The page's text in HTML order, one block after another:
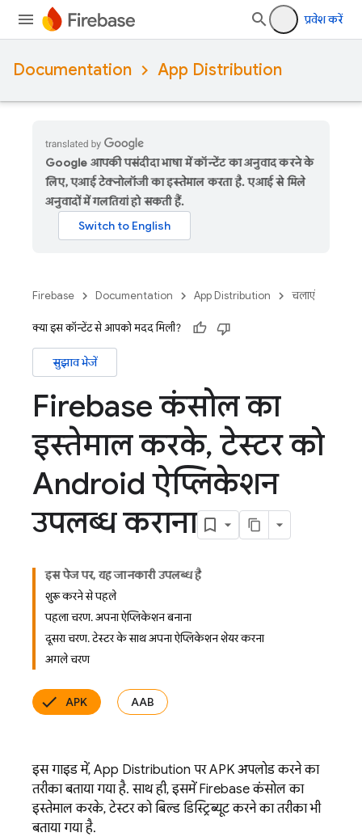
प्रवेश करें
Documentation App Distribution
Google आपकी पसंदीदा भाषा में कॉन्टेंट का अनुवाद करने के
लिए, एआई टेक्नोलॉजी का इस्तेमाल करता है. एआई से मिले
अनुवादों में गलतियां हो सकती हैं.
Firebase Documentation App Distribution चलाएं
क्या इस कॉन्टेंट से आपको मदद मिली?
सुझाव भेजें
Firebase कंसोल का
इस्तेमाल करके, टेस्टर को
Android ऐप्लिकेशन
उपलब्ध कराना
इस पेज पर, यह जानकारी उपलब्ध है
शुरू करने से पहले
पहला चरण. अपना ऐप्लिकेशन बनाना
दूसरा चरण. टेस्टर के साथ अपना ऐप्लिकेशन शेयर करना
अगले चरण
APK AAB
इस गाइड में, App Distribution पर APK अपलोड करने का
तरीका बताया गया है. साथ ही, इसमें Firebaseकंसोल का
इस्तेमाल करके, टेस्टर को बिल्ड डिस्ट्रिब्यूट करने का तरीका भी
बताया गया है.